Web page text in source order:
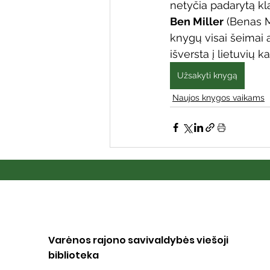
netyčia padarytą
Ben Miller (Benas
knygų visai šeimai
išversta į lietuvių
Užsakyti knygą
Naujos knygos vaikams
Varėnos rajono savivaldybės viešoji
biblioteka